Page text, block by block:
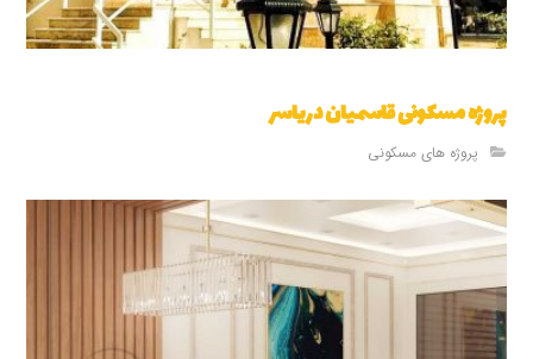
پروژه مسکونی قاسمیان دریاسر
پروژه های مسکونی